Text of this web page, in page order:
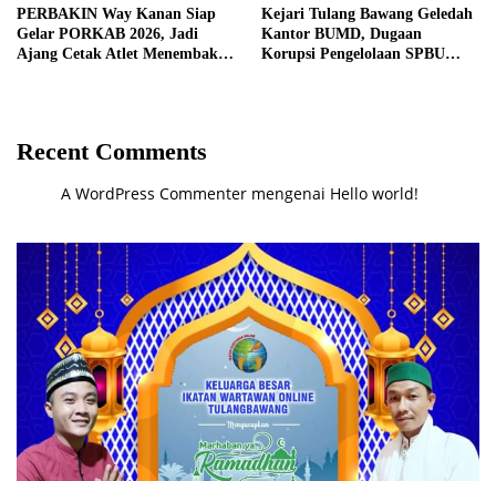
PERBAKIN Way Kanan Siap
Gelar PORKAB 2026, Jadi
Ajang Cetak Atlet Menembak
Kejari Tulang Bawang Geledah
Kantor BUMD, Dugaan
Korupsi Pengelolaan SPBU
Recent Comments
A WordPress Commenter mengenai Hello world!